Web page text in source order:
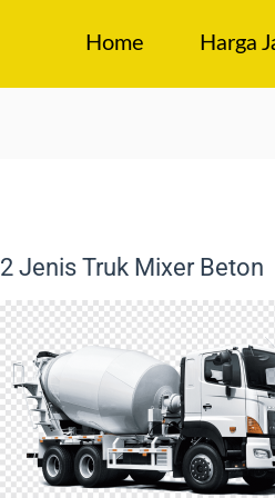
Home Harga
2 Jenis Truk Mixer Beton